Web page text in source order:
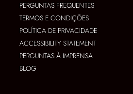
PERGUNTAS FREQUENTES
TERMOS E CONDIÇÕES
POLÍTICA DE PRIVACIDADE
ACCESSIBILITY STATEMENT
PERGUNTAS À IMPRENSA
BLOG